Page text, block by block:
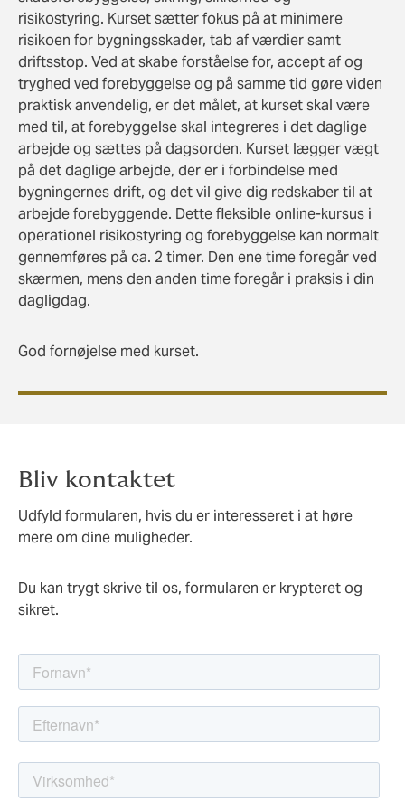
risikostyring. Kurset sætter fokus på at minimere
risikoen for bygningsskader, tab af værdier samt
driftsstop. Ved at skabe forståelse for, accept af og
tryghed ved forebyggelse og på samme tid gøre viden
praktisk anvendelig, er det målet, at kurset skal være
med til, at forebyggelse skal integreres i det daglige
arbejde og sættes på dagsorden. Kurset lægger vægt
på det daglige arbejde, der er i forbindelse med
bygningernes drift, og det vil give dig redskaber til at
arbejde forebyggende. Dette fleksible online-kursus i
operationel risikostyring og forebyggelse kan normalt
gennemføres på ca. 2 timer. Den ene time foregår ved
skærmen, mens den anden time foregår i praksis i din
dagligdag.
God fornøjelse med kurset.
Bliv kontaktet
Udfyld formularen, hvis du er interesseret i at høre
mere om dine muligheder.
Du kan trygt skrive til os, formularen er krypteret og
sikret.